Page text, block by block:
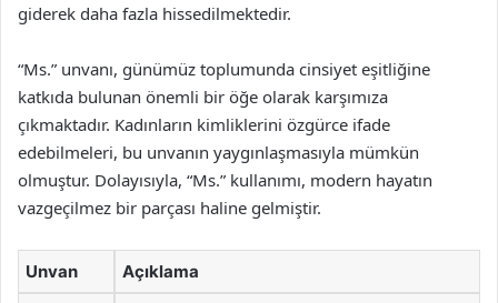
giderek daha fazla hissedilmektedir.
“Ms.” unvanı, günümüz toplumunda cinsiyet eşitliğine
katkıda bulunan önemli bir öğe olarak karşımıza
çıkmaktadır. Kadınların kimliklerini özgürce ifade
edebilmeleri, bu unvanın yaygınlaşmasıyla mümkün
olmuştur. Dolayısıyla, “Ms.” kullanımı, modern hayatın
vazgeçilmez bir parçası haline gelmiştir.
Unvan Açıklama